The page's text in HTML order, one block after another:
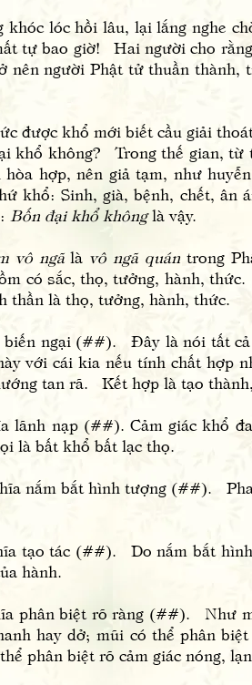
lóc hồi lâu, lại lắng nghe
tự bao giờ! Hai người cho
người Phật tử thuần thành,
khổ mới biết cầu giải
khổ không? Trong thế gian,
hòa hợp, nên giả tạm, như
khổ: Sinh, già, bệnh, chết, ân
Bốn đại khổ khônglà vậy.
vô ngãlà vô ngã quántrong
có sắc, thọ, tưởng, hành,
thần là thọ, tưởng, hành, thức.
ngại (##). Đây là nói tất cả
với cái kia nếu tính chất hợp
tan rã. Kết hợp là tạo
lãnh nạp (##). Cảm giác khổ
là bất khổ bất lạc thọ.
nắm bắt hình tượng (##).
tạo tác (##). Do nắm bắt hình
hành.
phân biệt rõ ràng (##). Như
hay dở; mũi có thể phân
phân biệt rõ cảm giác nóng,